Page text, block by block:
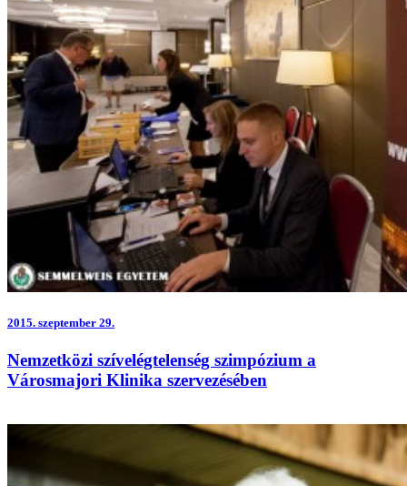
2015. szeptember 29.
Nemzetközi szívelégtelenség szimpózium a
Városmajori Klinika szervezésében